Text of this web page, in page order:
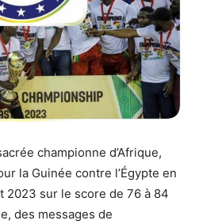
championne d’Afrique,
la Guinée contre l’Égypte en
sur le score de 76 à 84
des messages de